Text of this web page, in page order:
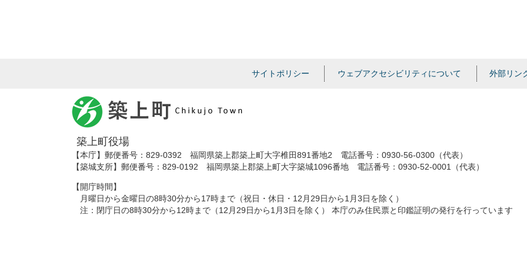
サイトポリシー ウェブアクセシビリティについて 外部リン
築上町役場
【本庁】郵便番号：829-0392 福岡県築上郡築上町大字椎田891番地2 電話番号：0930-56-0300（代表）
【築城支所】郵便番号：829-0192 福岡県築上郡築上町大字築城1096番地 電話番号：0930-52-0001（代表）
【開庁時間】
月曜日から金曜日の8時30分から17時まで（祝日・休日・12月29日から1月3日を除く）
注：閉庁日の8時30分から12時まで（12月29日から1月3日を除く） 本庁のみ住民票と印鑑証明の発行を行っています